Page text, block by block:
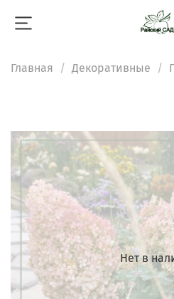
Главная Декоративные
Нет в